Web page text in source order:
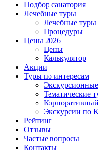
Подбор санатория
Лечебные туры
Лечебные туры
Процедуры
Цены 2026
Цены
Калькулятор
Акции
Туры по интересам
Тематические
Экскурсии по
Рейтинг
Отзывы
Частые вопросы
Контакты